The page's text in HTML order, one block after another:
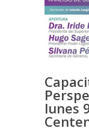
lunes